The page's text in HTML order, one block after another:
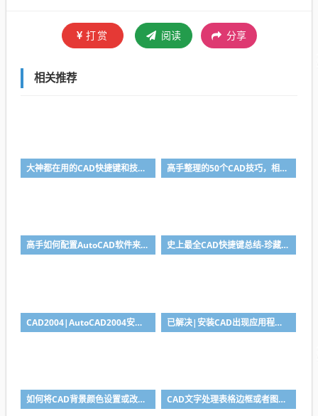
打赏 阅读 分享
相关推荐
大神都在用的CAD快捷键和技巧总结 高手整理的50个CAD技巧，相见恨晚，你都会吗？
高手如何配置AutoCAD软件来提高cad性能？ 史上最全CAD快捷键总结-珍藏版
CAD2004|AutoCAD2004安装与破解教程 已解决|安装CAD出现应用程序无法正常启动（0xc000007b）如何解决？
如何将CAD背景颜色设置或改为黑色或者白色？ CAD文字处理表格边框或者图框怎么解决？